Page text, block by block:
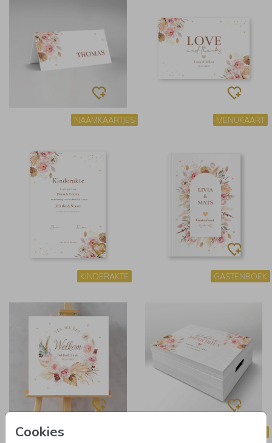
Cookies
NAAMKAARTJES MENUKAART
KINDERAKTE GASTENBOEK